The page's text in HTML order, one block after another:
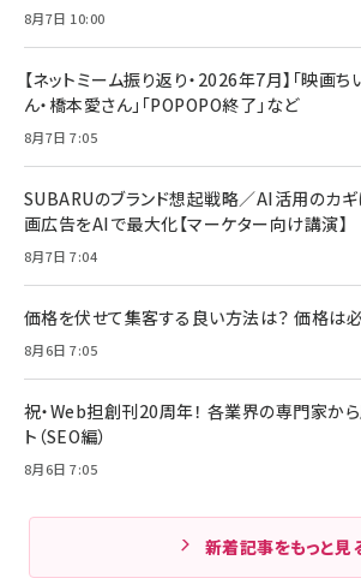
8月7日 10:00
【ネットミーム振り返り・2026年7月】「映画ち
ん・橋本愛さん」「POPOPO終了」など
8月7日 7:05
SUBARUのブランド想起戦略／AI活用のカギ
画広告をAIで最大化【マーケター向け講演】
8月7日 7:04
価格を伏せて集客する良い方法は？ 価格は
8月6日 7:05
祝・Web担創刊20周年！ 各業界の専門家か
ト（SEO編）
8月6日 7:05
新着記事をもっと見